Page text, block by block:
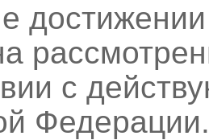
с
Федерации.